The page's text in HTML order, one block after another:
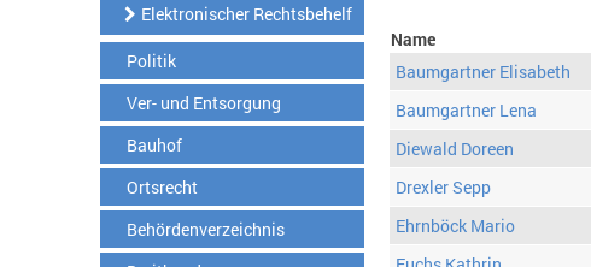
Elektronischer Rechtsbehelf
Politik
Ver- und Entsorgung
Bauhof
Ortsrecht
Behördenverzeichnis
Name
Baumgartner Elisabeth
Baumgartner Lena
Diewald Doreen
Drexler Sepp
Ehrnböck Mario